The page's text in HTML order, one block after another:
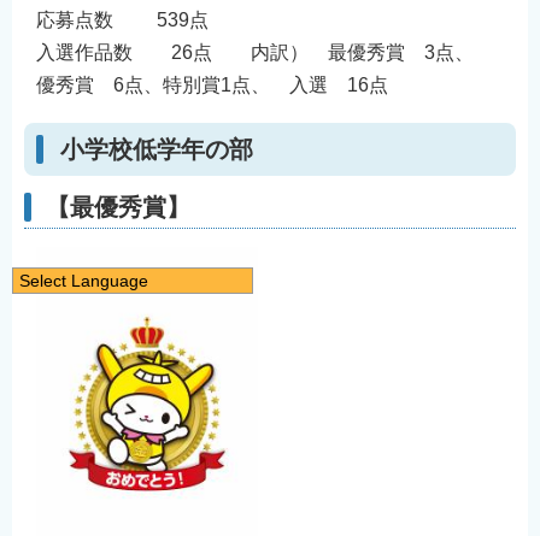
応募点数 539点
入選作品数 26点 内訳） 最優秀賞 3点、
優秀賞 6点、特別賞1点、 入選 16点
小学校低学年の部
【最優秀賞】
Select Language
简体中文
繁體中文
한국어